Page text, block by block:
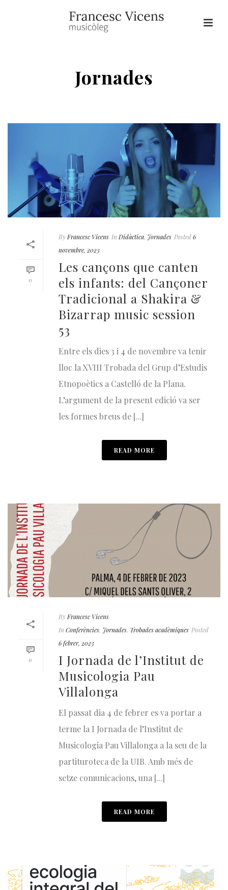
Jornades
0
By Francesc Vicens In Didàctica, Jornades Posted6
novembre, 2023
Les cançons que canten
els infants: del Cançoner
Tradicional a Shakira &
Bizarrap music session
53
Entre els dies 3 i 4 de novembre va tenir
lloc la XVIII Trobada del Grup d’Estudis
Etnopoètics a Castelló de la Plana.
L’argument de la present edició va ser
les formes breus de [...]
READ MORE
0
By Francesc Vicens
In Conferències, Jornades, Trobades acadèmiques Posted
6 febrer, 2023
I Jornada de l’Institut de
Musicologia Pau
Villalonga
El passat dia 4 de febrer es va portar a
terme la I Jornada de l’Institut de
Musicologia Pau Villalonga a la seu de la
partituroteca de la UIB. Amb més de
setze comunicacions, una [...]
READ MORE